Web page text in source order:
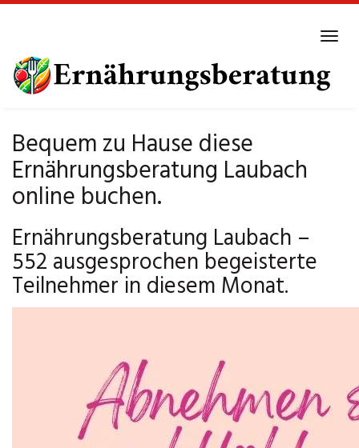
main
content
Bequem zu Hause diese
Ernährungsberatung Laubach
online buchen.
Ernährungsberatung Laubach –
552 ausgesprochen begeisterte
Teilnehmer in diesem Monat.